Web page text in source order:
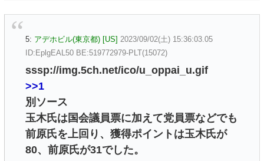
5: アデホビル(東京都) [US] 2023/09/02(土) 15:36:03.05
ID:EplgEAL50 BE:519772979-PLT(15072)
sssp://img.5ch.net/ico/u_oppai_u.gif
>>1
別ソース
玉木氏は国会議員票に加えて党員票などでも
前原氏を上回り、獲得ポイントは玉木氏が
80、前原氏が31でした。